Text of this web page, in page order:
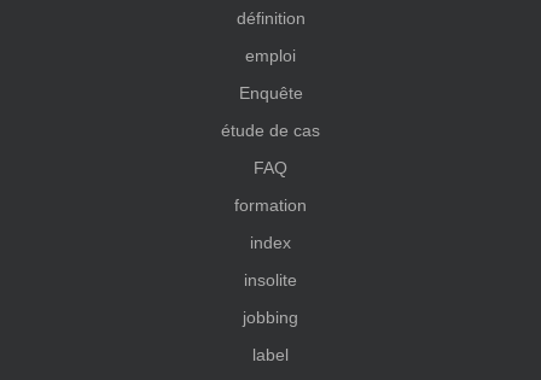
définition
emploi
Enquête
étude de cas
FAQ
formation
index
insolite
jobbing
label